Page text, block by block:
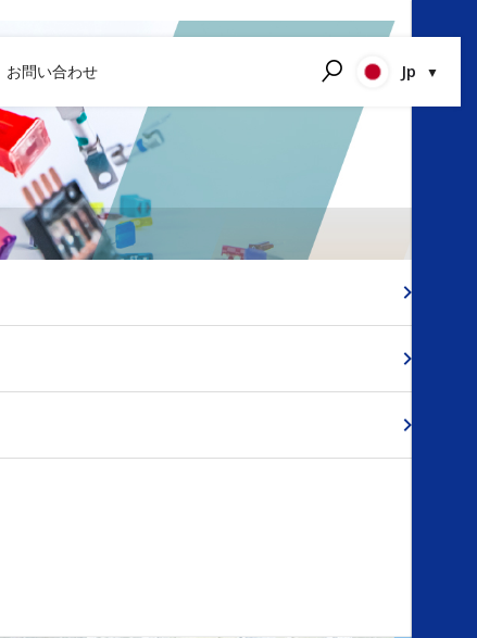
お問い合わせ 検索する Jp